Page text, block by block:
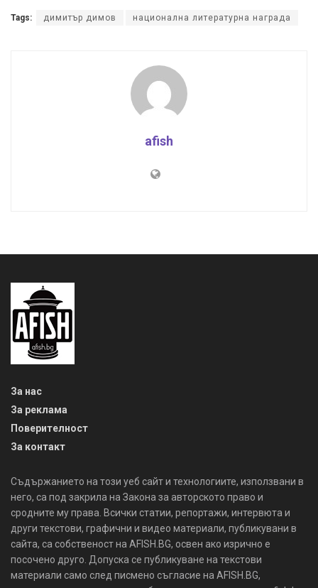
Tags: димитър димов национална литературна награда
afish
За нас
За реклама
Поверителност
За контакт
Съдържанието на този уеб сайт и технологиите, използвани в
него, са под закрила на Закона за авторското право и
сродните му права. Всички статии, репортажи, интервюта и
други текстови, графични и видео материали, публикувани в
сайта, са собственост на AFISH.BG, освен ако изрично е
посочено друго. Допуска се публикуване на текстови
материали само след писмено съгласие на AFISH.BG,